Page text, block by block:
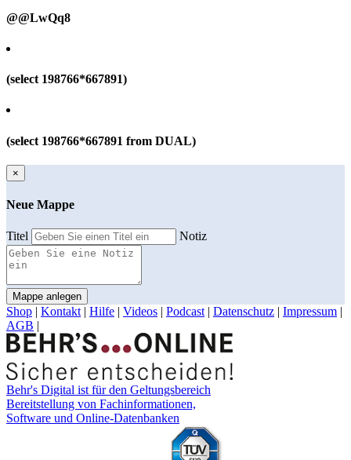
@@LwQq8
(select 198766*667891)
(select 198766*667891 from DUAL)
×
Neue Mappe
Titel Notiz
Mappe anlegen
Shop | Kontakt | Hilfe | Videos | Podcast | Datenschutz | Impressum |
AGB |
Behr's Digital ist für den Geltungsbereich
Bereitstellung von Fachinformationen,
Software und Online-Datenbanken